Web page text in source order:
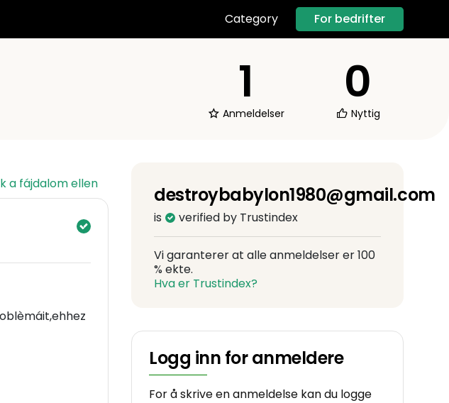
Category For bedrifter
1
Anmeldelser
0
Nyttig
a fájdalom ellen destroybabylon1980@gmail.com
is verified by Trustindex
Vi garanterer at alle anmeldelser er 100
% ekte.
Hva er Trustindex?
Logg inn for anmeldere
For å skrive en anmeldelse kan du logge